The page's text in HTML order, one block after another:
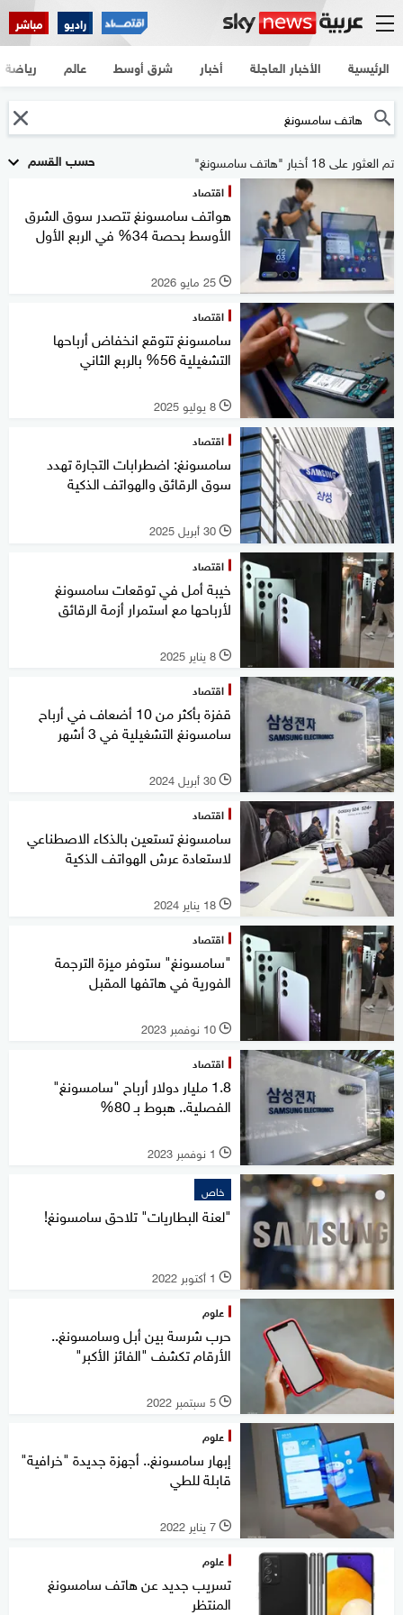
راديو مباشر
الرئيسية الأخبار العاجلة أخبار شرق أوسط عالم رياضة
حسب القسم تم العثور على 18 أخبار "هاتف سامسونغ"
اقتصاد
هواتف سامسونغ تتصدر سوق الشرق
الأوسط بحصة 34% في الربع الأول
l 25 مايو 2026
اقتصاد
سامسونغ تتوقع انخفاض أرباحها
التشغيلية 56% بالربع الثاني
l 8 يوليو 2025
اقتصاد
سامسونغ: اضطرابات التجارة تهدد
سوق الرقائق والهواتف الذكية
l 30 أبريل 2025
اقتصاد
خيبة أمل في توقعات سامسونغ
لأرباحها مع استمرار أزمة الرقائق
l 8 يناير 2025
اقتصاد
قفزة بأكثر من 10 أضعاف في أرباح
سامسونغ التشغيلية في 3 أشهر
l 30 أبريل 2024
اقتصاد
سامسونغ تستعين بالذكاء الاصطناعي
لاستعادة عرش الهواتف الذكية
l 18 يناير 2024
اقتصاد
"سامسونغ" ستوفر ميزة الترجمة
الفورية في هاتفها المقبل
l 10 نوفمبر 2023
اقتصاد
1.8 مليار دولار أرباح "سامسونغ"
الفصلية.. هبوط بـ 80%
l 1 نوفمبر 2023
خاص
"لعنة البطاريات" تلاحق سامسونغ!
l 1 أكتوبر 2022
علوم
حرب شرسة بين أبل وسامسونغ..
الأرقام تكشف "الفائز الأكبر"
l 5 سبتمبر 2022
علوم
إبهار سامسونغ.. أجهزة جديدة "خرافية"
قابلة للطي
l 7 يناير 2022
علوم
تسريب جديد عن هاتف سامسونغ
المنتظر